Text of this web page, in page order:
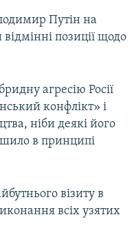
Путін на
позиції щодо
агресію Росії
конфлікт» і
ніби деякі його
в принципі
візиту в
всіх узятих